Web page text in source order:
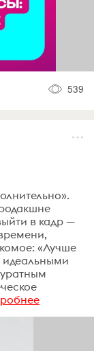
539
в кадр —
«Лучше
идеальными